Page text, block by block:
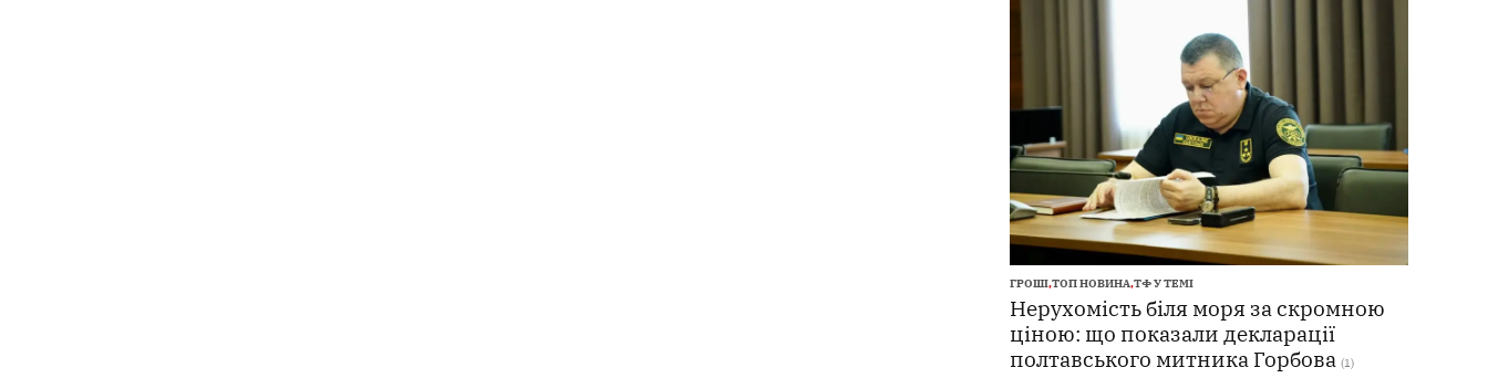
ГРОШІ,ТОП НОВИНА,ТФ У ТЕМІ
Нерухомість біля моря за скромною
ціною: що показали декларації
полтавського митника Горбова (1)